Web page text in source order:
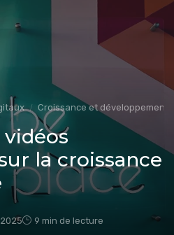
Croissance et développement
la croissance
9 min de lecture